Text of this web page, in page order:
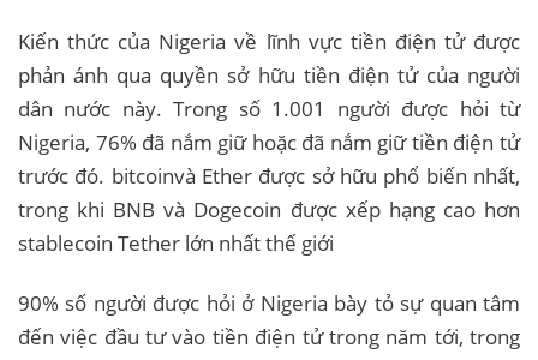
Kiến thức của Nigeria về lĩnh vực tiền điện tử được
phản ánh qua quyền sở hữu tiền điện tử của người
dân nước này. Trong số 1.001 người được hỏi từ
Nigeria, 76% đã nắm giữ hoặc đã nắm giữ tiền điện tử
trước đó. bitcoinvà Ether được sở hữu phổ biến nhất,
trong khi BNB và Dogecoin được xếp hạng cao hơn
stablecoin Tether lớn nhất thế giới
90% số người được hỏi ở Nigeria bày tỏ sự quan tâm
đến việc đầu tư vào tiền điện tử trong năm tới, trong